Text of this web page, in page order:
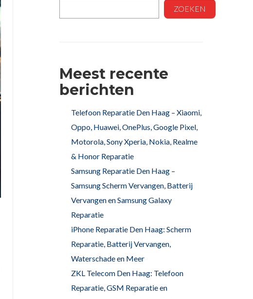
ZOEKEN
Meest recente
berichten
Telefoon Reparatie Den Haag – Xiaomi,
Oppo, Huawei, OnePlus, Google Pixel,
Motorola, Sony Xperia, Nokia, Realme
& Honor Reparatie
Samsung Reparatie Den Haag –
Samsung Scherm Vervangen, Batterij
Vervangen en Samsung Galaxy
Reparatie
iPhone Reparatie Den Haag: Scherm
Reparatie, Batterij Vervangen,
Waterschade en Meer
ZKL Telecom Den Haag: Telefoon
Reparatie, GSM Reparatie en